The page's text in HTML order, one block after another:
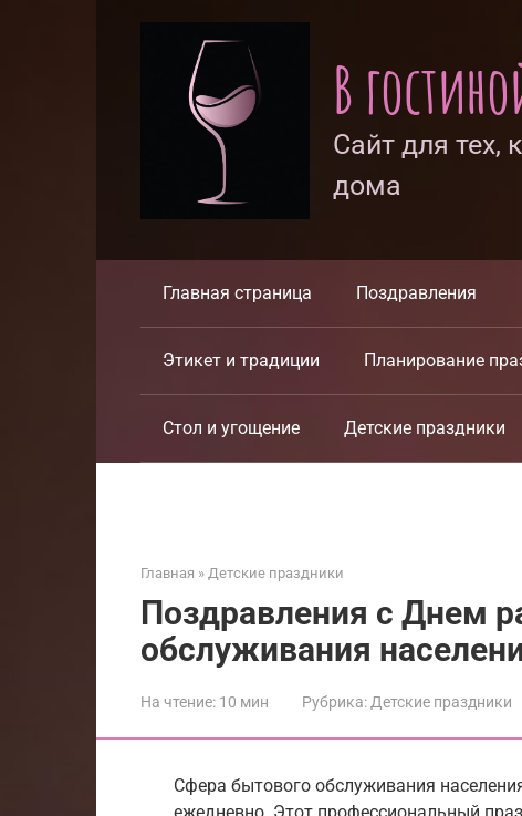
В
Сайт для тех,
дома
Главная страница Поздравления
Этикет и традиции Планирование
Стол и угощение Детские праздники
Главная » Детские праздники
Поздравления с Днем
обслуживания
На чтение: 10 мин Рубрика: Детские праздники
Сфера бытового обслуживания